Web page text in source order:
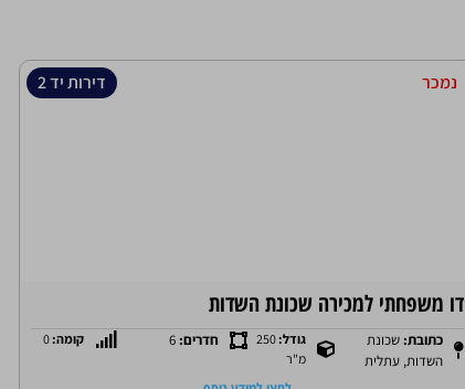
נמכר
קרקע למכירה בנווה הפרחים / הרקפת
כתובת: נווה הפרחים עתלית גודל: 250 מ"ר קומה: 0
לחצו למידע נוסף